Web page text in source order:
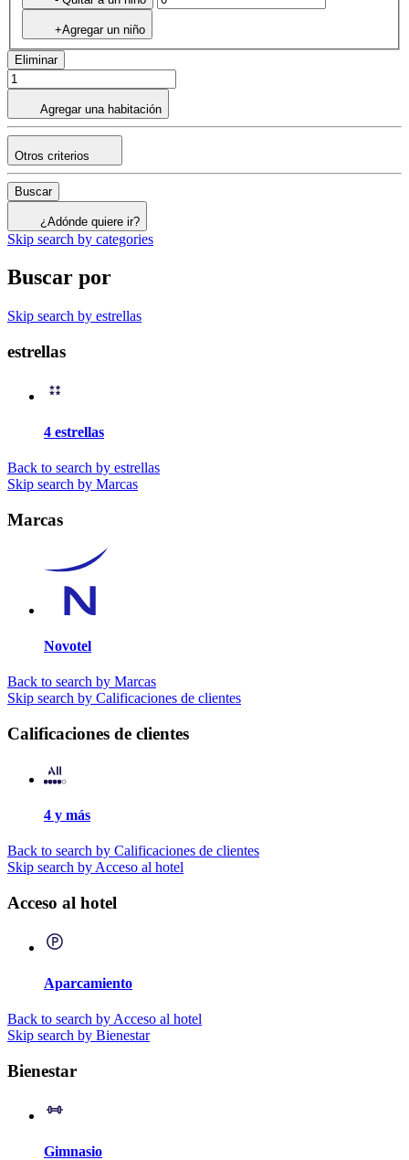
+Agregar un niño
Eliminar
Agregar una habitación
Otros criterios
Buscar
¿Adónde quiere ir?
Skip search by categories
Buscar por
Skip search by estrellas
estrellas
4 estrellas
Back to search by estrellas
Skip search by Marcas
Marcas
Novotel
Back to search by Marcas
Skip search by Calificaciones de clientes
Calificaciones de clientes
4 y más
Back to search by Calificaciones de clientes
Skip search by Acceso al hotel
Acceso al hotel
Aparcamiento
Back to search by Acceso al hotel
Skip search by Bienestar
Bienestar
Gimnasio